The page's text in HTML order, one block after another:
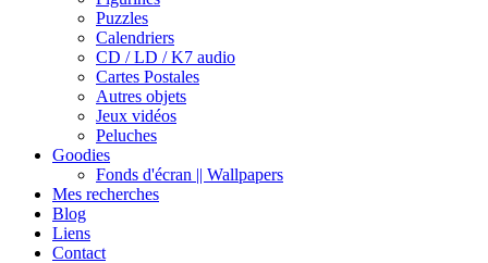
Puzzles
Calendriers
CD / LD / K7 audio
Cartes Postales
Autres objets
Jeux vidéos
Peluches
Goodies
Fonds d'écran || Wallpapers
Mes recherches
Blog
Liens
Contact